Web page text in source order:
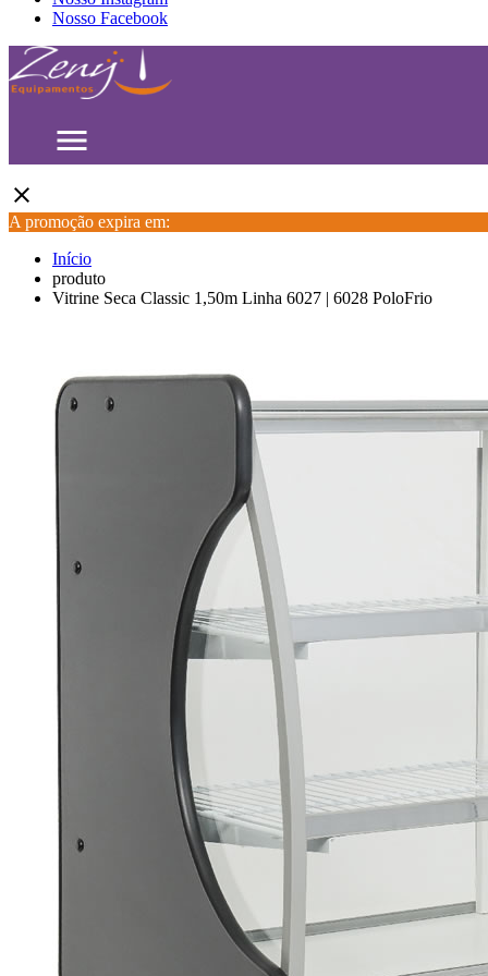
Nosso Facebook
menu
close
A promoção expira em:
Início
produto
Vitrine Seca Classic 1,50m Linha 6027 | 6028 PoloFrio